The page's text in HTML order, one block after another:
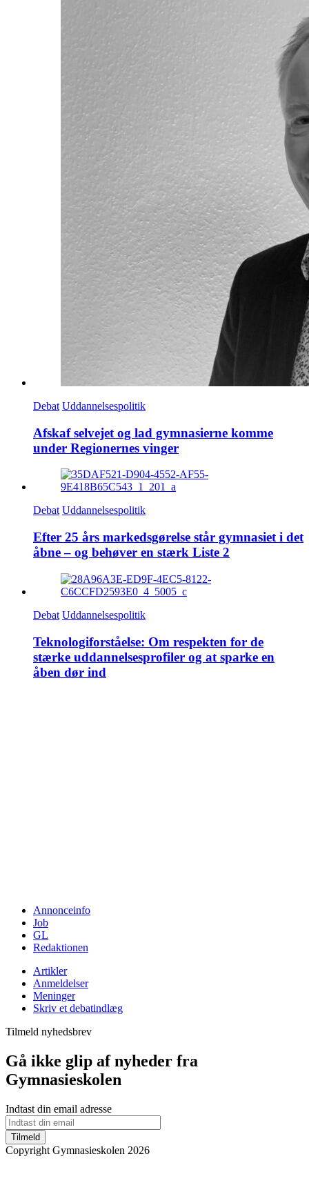
Debat Uddannelsespolitik
Afskaf selvejet og lad gymnasierne komme
under Regionernes vinger
Debat Uddannelsespolitik
Efter 25 års markedsgørelse står gymnasiet i det
åbne – og behøver en stærk Liste 2
Debat Uddannelsespolitik
Teknologiforståelse: Om respekten for de
stærke uddannelsesprofiler og at sparke en
åben dør ind
Annonceinfo
Job
GL
Redaktionen
Artikler
Anmeldelser
Meninger
Skriv et debatindlæg
Tilmeld nyhedsbrev
Gå ikke glip af nyheder fra
Gymnasieskolen
Indtast din email adresse
Tilmeld
Copyright Gymnasieskolen 2026